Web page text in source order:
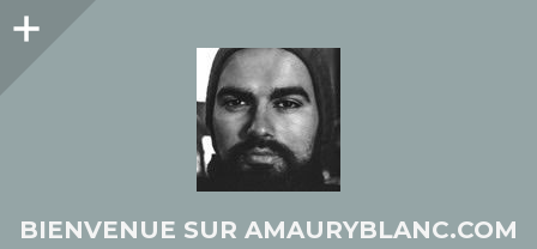
Colonne
BIENVENUE SUR AMAURYBLANC.COM